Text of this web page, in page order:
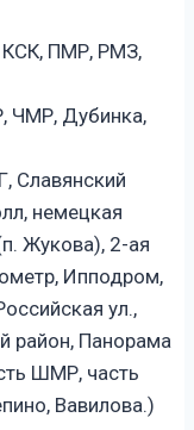
КСК, ПМР, РМЗ,
ЧМР, Дубинка,
Славянский
немецкая
Жукова), 2-ая
Ипподром,
ул.,
район, Панорама
ШМР, часть
Вавилова.)